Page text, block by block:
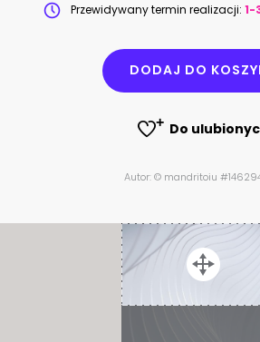
Przewidywany termin realizacji: 1-
DODAJ DO
Do
Autor: © mandritoiu